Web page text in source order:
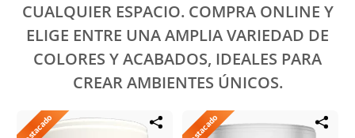
CUALQUIER ESPACIO. COMPRA ONLINE Y
ELIGE ENTRE UNA AMPLIA VARIEDAD DE
COLORES Y ACABADOS, IDEALES PARA
CREAR AMBIENTES ÚNICOS.
Destacado Destacado